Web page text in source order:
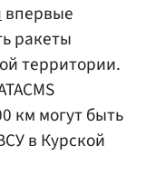
впервые
ракеты
территории.
км могут быть
в Курской